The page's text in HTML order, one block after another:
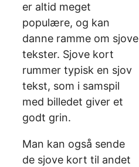
er altid meget
populære, og kan
danne ramme om sjove
tekster. Sjove kort
rummer typisk en sjov
tekst, som i samspil
med billedet giver et
godt grin.
Man kan også sende
de sjove kort til andet